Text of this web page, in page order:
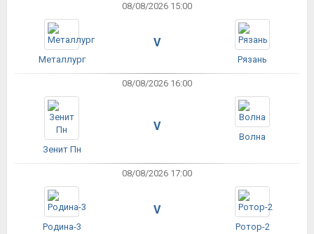
08/08/2026 15:00
Металлург
V
Рязань
08/08/2026 16:00
Зенит Пн
V
Волна
08/08/2026 17:00
Родина-3
V
Ротор-2